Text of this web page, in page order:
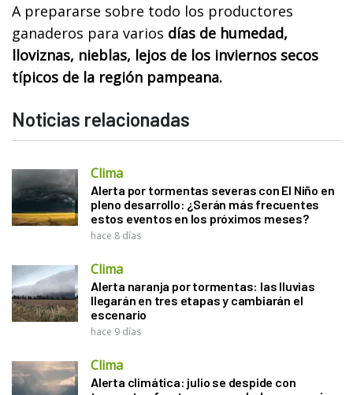
A prepararse sobre todo los productores
ganaderos para varios días de humedad,
lloviznas, nieblas, lejos de los inviernos secos
típicos de la región pampeana.
Noticias relacionadas
Clima
Alerta por tormentas severas con El Niño en
pleno desarrollo: ¿Serán más frecuentes
estos eventos en los próximos meses?
hace 8 días
Clima
Alerta naranja por tormentas: las lluvias
llegarán en tres etapas y cambiarán el
escenario
hace 9 días
Clima
Alerta climática: julio se despide con